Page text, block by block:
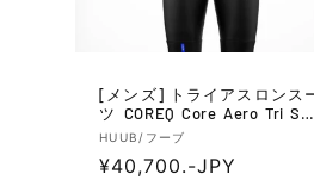
[メンズ] トライアスロンスー
ツ COREQ Core Aero Tri Suit
Blue Slick - Black/Blue
販
売
HUUB/フーブ
通
¥40,700.-JPY